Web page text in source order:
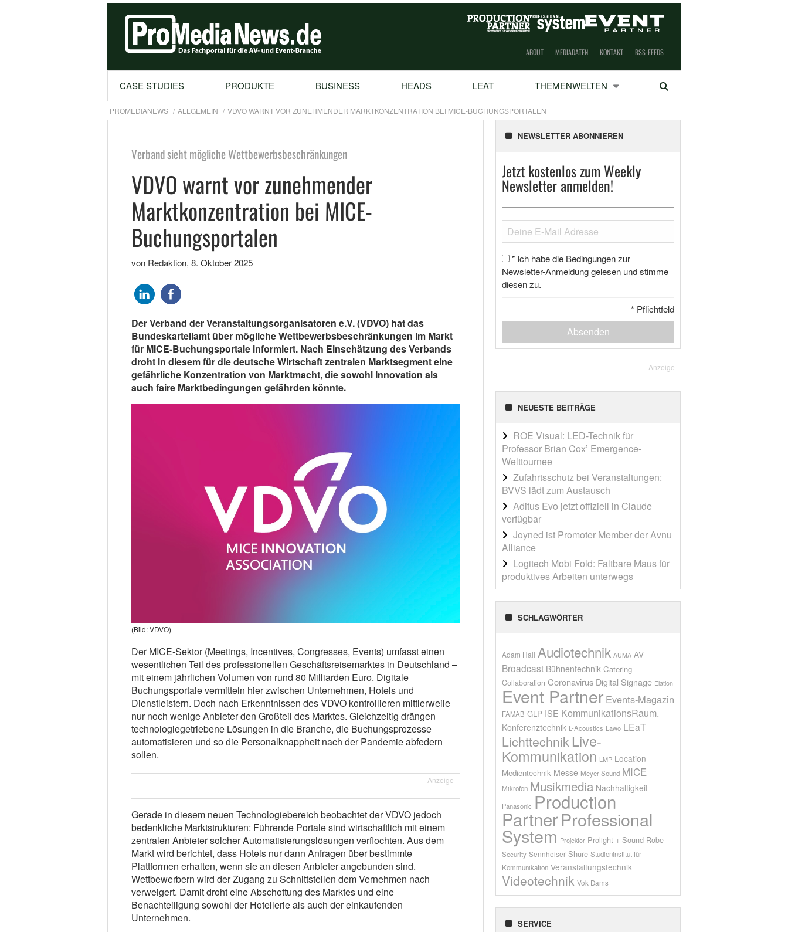
ABOUT MEDIADATEN KONTAKT RSS-FEEDS
CASE STUDIES PRODUKTE BUSINESS HEADS LEAT THEMENWELTEN Suchen
PROMEDIANEWS ALLGEMEIN VDVO WARNT VOR ZUNEHMENDER MARKTKONZENTRATION BEI MICE-BUCHUNGSPORTALEN
Verband sieht mögliche Wettbewerbsbeschränkungen
VDVO warnt vor zunehmender
Marktkonzentration bei MICE-
Buchungsportalen
von Redaktion, 8. Oktober 2025
Der Verband der Veranstaltungsorganisatoren e.V. (VDVO) hat das
Bundeskartellamt über mögliche Wettbewerbsbeschränkungen im Markt
für MICE-Buchungsportale informiert. Nach Einschätzung des Verbands
droht in diesem für die deutsche Wirtschaft zentralen Marktsegment eine
gefährliche Konzentration von Marktmacht, die sowohl Innovation als
auch faire Marktbedingungen gefährden könnte.
(Bild: VDVO)
Der MICE-Sektor (Meetings, Incentives, Congresses, Events) umfasst einen
wesentlichen Teil des professionellen Geschäftsreisemarktes in Deutschland –
mit einem jährlichen Volumen von rund 80 Milliarden Euro. Digitale
Buchungsportale vermitteln hier zwischen Unternehmen, Hotels und
Dienstleistern. Doch nach Erkenntnissen des VDVO kontrollieren mittlerweile
nur noch wenige Anbieter den Großteil des Marktes. Gleichzeitig drängen
technologiegetriebene Lösungen in die Branche, die Buchungsprozesse
automatisieren und so die Personalknappheit nach der Pandemie abfedern
sollen.
Anzeige
Gerade in diesem neuen Technologiebereich beobachtet der VDVO jedoch
bedenkliche Marktstrukturen: Führende Portale sind wirtschaftlich mit einem
zentralen Anbieter solcher Automatisierungslösungen verflochten. Aus dem
Markt wird berichtet, dass Hotels nur dann Anfragen über bestimmte
Plattformen erhalten, wenn sie an diesen Anbieter angebunden sind.
Wettbewerbern wird der Zugang zu Schnittstellen dem Vernehmen nach
verweigert. Damit droht eine Abschottung des Marktes und eine
Benachteiligung sowohl der Hotellerie als auch der einkaufenden
Unternehmen.
NEWSLETTER ABONNIEREN
Jetzt kostenlos zum Weekly
Newsletter anmelden!
* Ich habe die Bedingungen zur
Newsletter-Anmeldung gelesen und stimme
diesen zu.
* Pflichtfeld
Absenden
Anzeige
NEUESTE BEITRÄGE
ROE Visual: LED-Technik für
Professor Brian Cox’ Emergence-
Welttournee
Zufahrtsschutz bei Veranstaltungen:
BVVS lädt zum Austausch
Aditus Evo jetzt offiziell in Claude
verfügbar
Joyned ist Promoter Member der Avnu
Alliance
Logitech Mobi Fold: Faltbare Maus für
produktives Arbeiten unterwegs
SCHLAGWÖRTER
Adam Hall Audiotechnik AUMA AV
Broadcast Bühnentechnik Catering
Collaboration Coronavirus Digital Signage Elation
Event Partner Events-Magazin
FAMAB GLP ISE KommunikationsRaum.
Konferenztechnik L-Acoustics Lawo LEaT
Lichttechnik Live-
Kommunikation LMP Location
Medientechnik Messe Meyer Sound MICE
Mikrofon Musikmedia Nachhaltigkeit
Panasonic Production
PartnerProfessional
System Projektor Prolight + Sound Robe
Security Sennheiser Shure Studieninstitut für
Kommunikation Veranstaltungstechnik
Videotechnik Vok Dams
SERVICE